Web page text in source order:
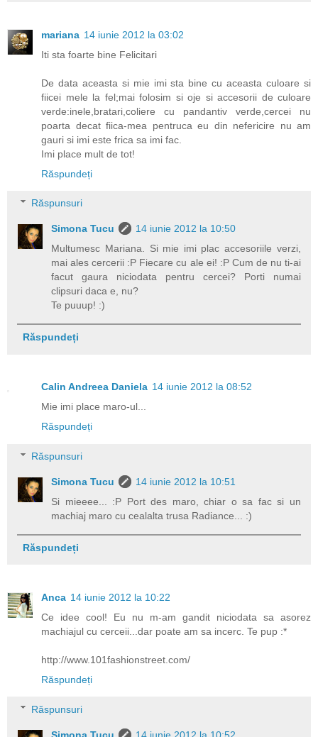
mariana 14 iunie 2012 la 03:02
Iti sta foarte bine Felicitari
De data aceasta si mie imi sta bine cu aceasta culoare si
fiicei mele la fel;mai folosim si oje si accesorii de culoare
verde:inele,bratari,coliere cu pandantiv verde,cercei nu
poarta decat fiica-mea pentruca eu din nefericire nu am
gauri si imi este frica sa imi fac.
Imi place mult de tot!
Răspundeți
Răspunsuri
Simona Tucu
14 iunie 2012 la 10:50
Multumesc Mariana. Si mie imi plac accesoriile verzi,
mai ales cercerii :P Fiecare cu ale ei! :P Cum de nu ti-ai
facut gaura niciodata pentru cercei? Porti numai
clipsuri daca e, nu?
Te puuup! :)
Răspundeți
Calin Andreea Daniela 14 iunie 2012 la 08:52
Mie imi place maro-ul...
Răspundeți
Răspunsuri
Simona Tucu
14 iunie 2012 la 10:51
Si mieeee... :P Port des maro, chiar o sa fac si un
machiaj maro cu cealalta trusa Radiance... :)
Răspundeți
Anca 14 iunie 2012 la 10:22
Ce idee cool! Eu nu m-am gandit niciodata sa asorez
machiajul cu cerceii...dar poate am sa incerc. Te pup :*
http://www.101fashionstreet.com/
Răspundeți
Răspunsuri
Simona Tucu 14 iunie 2012 la 10:52